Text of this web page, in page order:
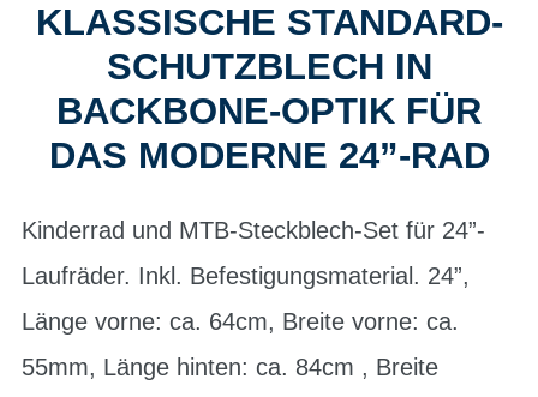
KLASSISCHE STANDARD-
SCHUTZBLECH IN
BACKBONE-OPTIK FÜR
DAS MODERNE 24”-RAD
Kinderrad und MTB-Steckblech-Set für 24”-
Laufräder. Inkl. Befestigungsmaterial. 24”,
Länge vorne: ca. 64cm, Breite vorne: ca.
55mm, Länge hinten: ca. 84cm , Breite